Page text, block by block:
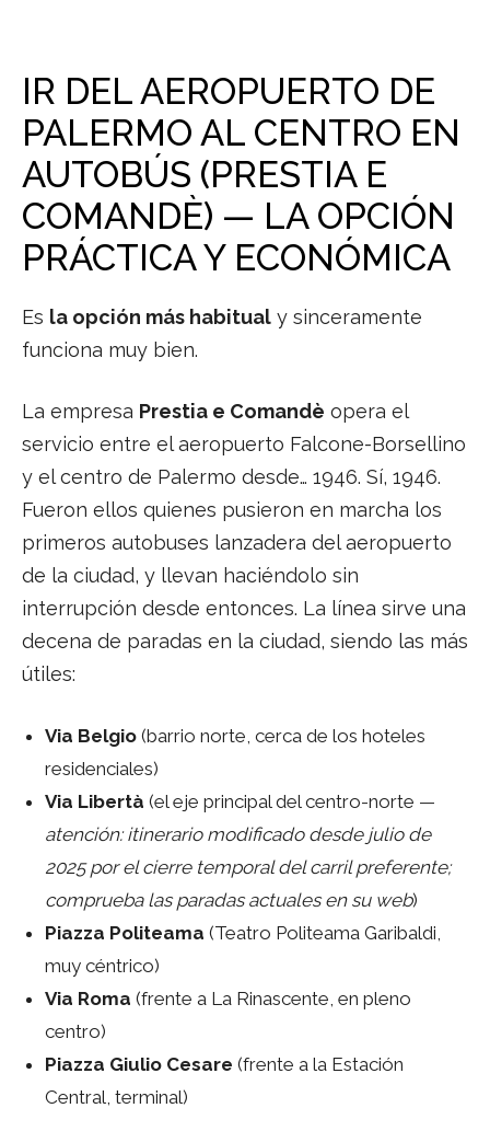
IR DEL AEROPUERTO DE
PALERMO AL CENTRO EN
AUTOBÚS (PRESTIA E
COMANDÈ) — LA OPCIÓN
PRÁCTICA Y ECONÓMICA
Es la opción más habitual y sinceramente
funciona muy bien.
La empresa Prestia e Comandè opera el
servicio entre el aeropuerto Falcone-Borsellino
y el centro de Palermo desde… 1946. Sí, 1946.
Fueron ellos quienes pusieron en marcha los
primeros autobuses lanzadera del aeropuerto
de la ciudad, y llevan haciéndolo sin
interrupción desde entonces. La línea sirve una
decena de paradas en la ciudad, siendo las más
útiles:
Via Belgio (barrio norte, cerca de los hoteles
residenciales)
Via Libertà (el eje principal del centro-norte —
atención: itinerario modificado desde julio de
2025 por el cierre temporal del carril preferente;
comprueba las paradas actuales en su web)
Piazza Politeama (Teatro Politeama Garibaldi,
muy céntrico)
Via Roma (frente a La Rinascente, en pleno
centro)
Piazza Giulio Cesare (frente a la Estación
Central, terminal)